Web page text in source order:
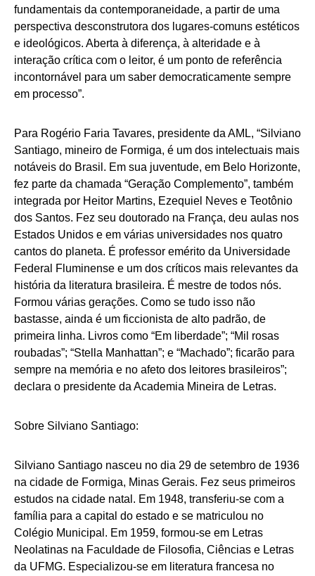
fundamentais da contemporaneidade, a partir de uma
perspectiva desconstrutora dos lugares-comuns estéticos
e ideológicos. Aberta à diferença, à alteridade e à
interação crítica com o leitor, é um ponto de referência
incontornável para um saber democraticamente sempre
em processo”.
Para Rogério Faria Tavares, presidente da AML, “Silviano
Santiago, mineiro de Formiga, é um dos intelectuais mais
notáveis do Brasil. Em sua juventude, em Belo Horizonte,
fez parte da chamada “Geração Complemento”, também
integrada por Heitor Martins, Ezequiel Neves e Teotônio
dos Santos. Fez seu doutorado na França, deu aulas nos
Estados Unidos e em várias universidades nos quatro
cantos do planeta. É professor emérito da Universidade
Federal Fluminense e um dos críticos mais relevantes da
história da literatura brasileira. É mestre de todos nós.
Formou várias gerações. Como se tudo isso não
bastasse, ainda é um ficcionista de alto padrão, de
primeira linha. Livros como “Em liberdade”; “Mil rosas
roubadas”; “Stella Manhattan”; e “Machado”; ficarão para
sempre na memória e no afeto dos leitores brasileiros”;
declara o presidente da Academia Mineira de Letras.
Sobre Silviano Santiago:
Silviano Santiago nasceu no dia 29 de setembro de 1936
na cidade de Formiga, Minas Gerais. Fez seus primeiros
estudos na cidade natal. Em 1948, transferiu-se com a
família para a capital do estado e se matriculou no
Colégio Municipal. Em 1959, formou-se em Letras
Neolatinas na Faculdade de Filosofia, Ciências e Letras
da UFMG. Especializou-se em literatura francesa no